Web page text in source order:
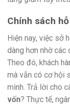
Chính sách
Hiện nay, việc sở
dàng hơn nhờ các
Theo đó, khách
mà vẫn có cơ hội
mình. Trả lời cho
vốn? Thực tế,